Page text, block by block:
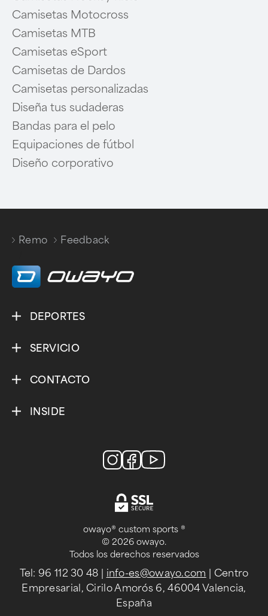
Camisetas Motocross
Camisetas MTB
Camisetas eSport
Camisetas de Dardos
Camisetas personalizadas
Diseña tus sudaderas
Bandas para el pelo
Equipaciones de fútbol
Diseño corporativo
Remo
Feedback
DEPORTES
SERVICIO
CONTACTO
INSIDE
owayo® custom sports ®
© 2026 owayo.
Todos los derechos reservados
Tel: 96 112 30 48 info-es@owayo.com | Centro
Empresarial, Cirilo Amorós 6, 46004 Valencia,
España